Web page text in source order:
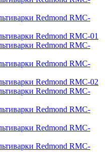
Redmond RMC-
Redmond RMC-01
Redmond RMC-
Redmond RMC-
Redmond RMC-02
Redmond RMC-
Redmond RMC-
Redmond RMC-
Redmond RMC-